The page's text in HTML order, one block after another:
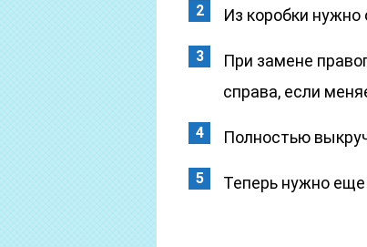
Из коробки
При замене
справа, если
Полностью
Теперь нужно